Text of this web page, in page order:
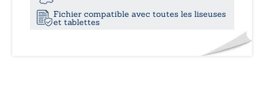
Fichier compatible avec toutes les liseuses
et tablettes